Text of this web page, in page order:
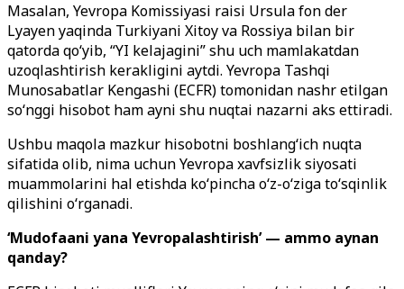
Masalan, Yevropa Komissiyasi raisi Ursula fon der
Lyayen yaqinda Turkiyani Xitoy va Rossiya bilan bir
qatorda qo‘yib, “YI kelajagini” shu uch mamlakatdan
uzoqlashtirish kerakligini aytdi. Yevropa Tashqi
Munosabatlar Kengashi (ECFR) tomonidan nashr etilgan
so‘nggi hisobot ham ayni shu nuqtai nazarni aks ettiradi.
Ushbu maqola mazkur hisobotni boshlang‘ich nuqta
sifatida olib, nima uchun Yevropa xavfsizlik siyosati
muammolarini hal etishda ko‘pincha o‘z-o‘ziga to‘sqinlik
qilishini o‘rganadi.
‘Mudofaani yana Yevropalashtirish’ — ammo aynan
qanday?